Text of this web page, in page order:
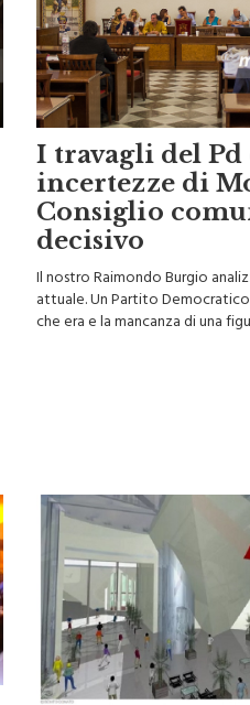
I travagli del Pd
incertezze di
Consiglio
decisivo
Il nostro Raimondo Burgio
attuale. Un Partito
che era e la mancanza di una